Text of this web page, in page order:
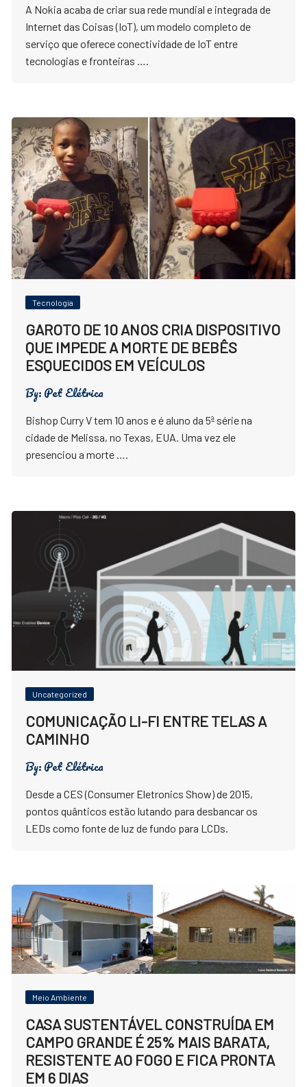
A Nokia acaba de criar sua rede mundial e integrada de
Internet das Coisas (IoT), um modelo completo de
serviço que oferece conectividade de IoT entre
tecnologias e fronteiras ….
Tecnologia
GAROTO DE 10 ANOS CRIA DISPOSITIVO
QUE IMPEDE A MORTE DE BEBÊS
ESQUECIDOS EM VEÍCULOS
By:Pet Elétrica
Bishop Curry V tem 10 anos e é aluno da 5ª série na
cidade de Melissa, no Texas, EUA. Uma vez ele
presenciou a morte ….
Uncategorized
COMUNICAÇÃO LI-FI ENTRE TELAS A
CAMINHO
By:Pet Elétrica
Desde a CES (Consumer Eletronics Show) de 2015,
pontos quânticos estão lutando para desbancar os
LEDs como fonte de luz de fundo para LCDs.
Meio Ambiente
CASA SUSTENTÁVEL CONSTRUÍDA EM
CAMPO GRANDE É 25% MAIS BARATA,
RESISTENTE AO FOGO E FICA PRONTA
EM 6 DIAS